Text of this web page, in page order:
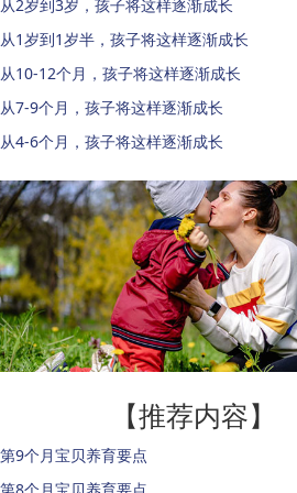
从2岁到3岁，孩子将这样逐渐成长
从1岁到1岁半，孩子将这样逐渐成长
从10-12个月，孩子将这样逐渐成长
从7-9个月，孩子将这样逐渐成长
从4-6个月，孩子将这样逐渐成长
【推荐内容】
第9个月宝贝养育要点